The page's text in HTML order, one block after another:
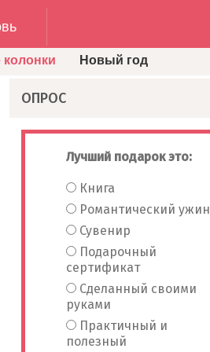
Новый год
ОПРОС
Лучший подарок это:
Книга
Романтический ужин
Сувенир
Подарочный
сертификат
Сделанный своими
руками
Практичный и
полезный